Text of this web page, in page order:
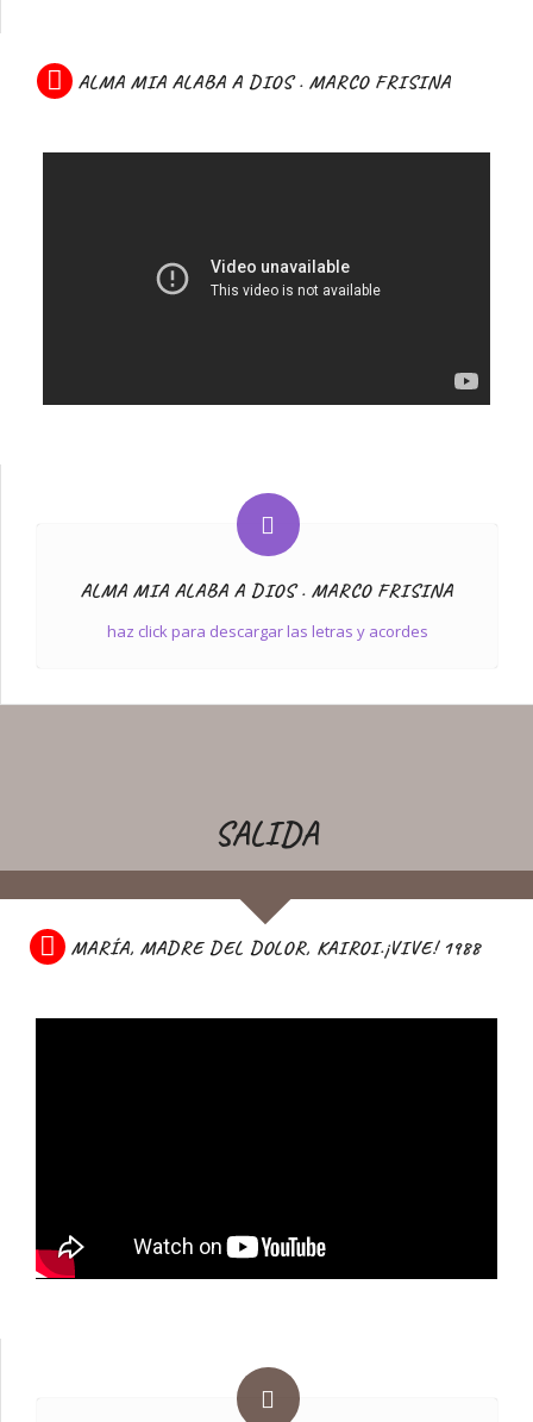
ALMA MIA ALABA A DIOS . MARCO FRISINA
ALMA MIA ALABA A DIOS . MARCO FRISINA
haz click para descargar las letras y acordes
SALIDA
MARÍA, MADRE DEL DOLOR, KAIROI.¡VIVE! 1988